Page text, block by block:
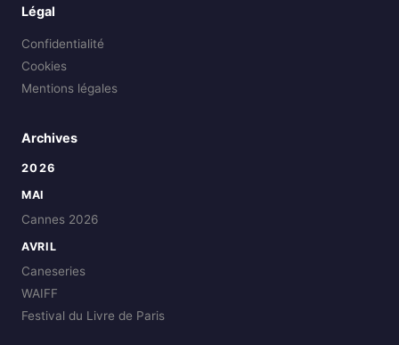
Légal
Confidentialité
Cookies
Mentions légales
Archives
2026
MAI
Cannes 2026
AVRIL
Caneseries
WAIFF
Festival du Livre de Paris